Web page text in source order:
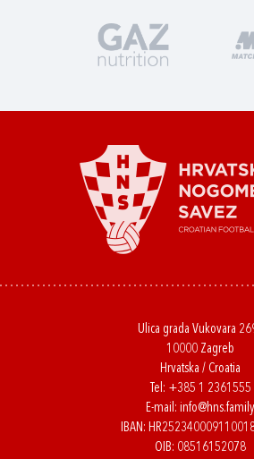
Ulica grada Vukovara
10000 Zagreb
Hrvatska / Croatia
Tel: +385 1 2361555
E-mail: info@hns.family
IBAN:
OIB: 08516152078